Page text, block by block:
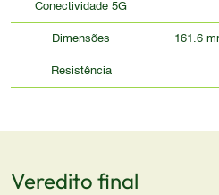
Conectividade 5G
Dimensões 161.6
Resistência
Veredito final